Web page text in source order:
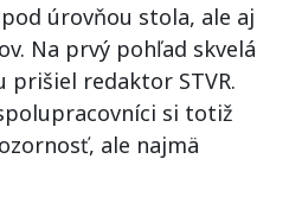
úrovňou stola, ale aj
Na prvý pohľad skvelá
redaktor STVR.
si totiž
ale najmä